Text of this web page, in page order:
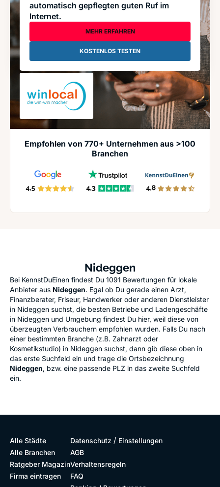
automatisch gepflegten guten Ruf im
Internet.
MEHR ERFAHREN
KOSTENLOS TESTEN
Empfohlen von 770+ Unternehmen aus >100
Branchen
Nideggen
Bei KennstDuEinen findest Du 1091 Bewertungen für lokale
Anbieter aus Nideggen. Egal ob Du gerade einen Arzt,
Finanzberater, Friseur, Handwerker oder anderen Dienstleister
in Nideggen suchst, die besten Betriebe und Ladengeschäfte
in Nideggen und Umgebung findest Du hier, weil diese von
überzeugten Verbrauchern empfohlen wurden. Falls Du nach
einer bestimmten Branche (z.B. Zahnarzt oder
Kosmetikstudio) in Nideggen suchst, dann gib diese oben in
das erste Suchfeld ein und trage die Ortsbezeichnung
Nideggen, bzw. eine passende PLZ in das zweite Suchfeld
ein.
Alle Städte
Alle Branchen
Ratgeber Magazin
Firma eintragen
Datenschutz / Einstellungen
AGB
Verhaltensregeln
FAQ